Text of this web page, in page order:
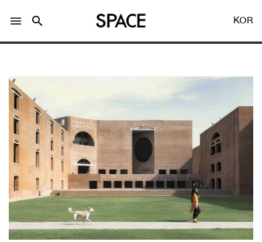
LOGIN 회원가입
Facebook 로그인
Twitter 로그인
menu search KOR